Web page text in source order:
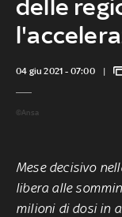
delle
04 giu 2021 - 07:00
©Ansa
Mese decisivo
libera alle
milioni di dosi in